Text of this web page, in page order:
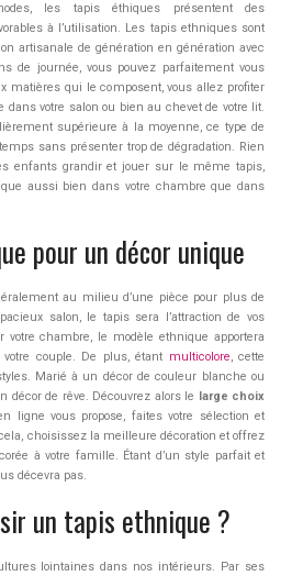
les tapis éthiques présentent des
à l’utilisation. Les tapis ethniques sont
artisanale de génération en génération avec
de journée, vous pouvez parfaitement vous
matières qui le composent, vous allez profiter
dans votre salon ou bien au chevet de votre lit.
supérieure à la moyenne, ce type de
sans présenter trop de dégradation. Rien
enfants grandir et jouer sur le même tapis,
aussi bien dans votre chambre que dans
pour un décor unique
au milieu d’une pièce pour plus de
salon, le tapis sera l’attraction de vos
chambre, le modèle ethnique apportera
votre couple. De plus, étant multicolore, cette
Marié à un décor de couleur blanche ou
décor de rêve. Découvrez alors le
large choix
ligne vous propose, faites votre sélection et
choisissez la meilleure décoration et offrez
à votre famille. Étant d’un style parfait et
décevra pas.
un tapis ethnique ?
lointaines dans nos intérieurs. Par ses